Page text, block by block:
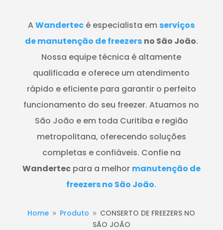
AWandertec é especialista em serviços
de manutenção de freezers no São João.
Nossa equipe técnica é altamente
qualificada e oferece um atendimento
rápido e eficiente para garantir o perfeito
funcionamento do seu freezer. Atuamos no
São João e em toda Curitiba e região
metropolitana, oferecendo soluções
completas e confiáveis. Confie na
Wandertecpara a melhor manutenção de
freezers no São João.
Home 9 Produto 9 CONSERTO DE FREEZERS NO
SÃO JOÃO